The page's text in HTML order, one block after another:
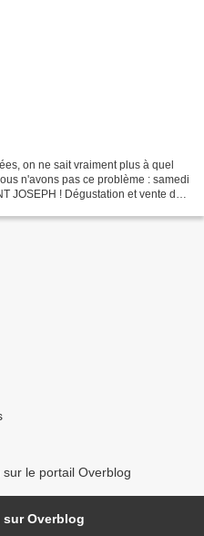
on ne sait vraiment plus à quel
n'avons pas ce problème : samedi
JOSEPH ! Dégustation et vente de
le portail Overblog
Overblog